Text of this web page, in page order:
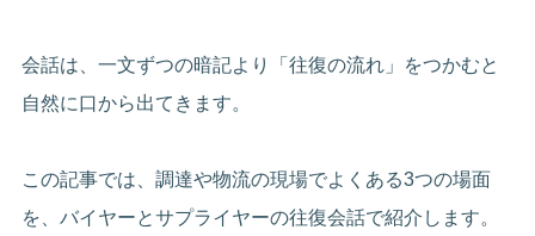
会話は、一文ずつの暗記より「往復の流れ」をつかむと
自然に口から出てきます。
この記事では、調達や物流の現場でよくある3つの場面
を、バイヤーとサプライヤーの往復会話で紹介します。